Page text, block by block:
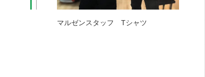
マルゼンスタッフ Tシャツ